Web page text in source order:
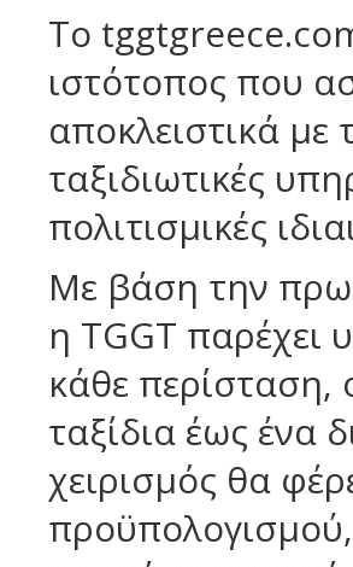
Το
ιστότοπος που
αποκλειστικά με
ταξιδιωτικές
πολιτισμικές
Με βάση την
η TGGT παρέχει
κάθε περίσταση,
ταξίδια έως ένα
χειρισμός θα